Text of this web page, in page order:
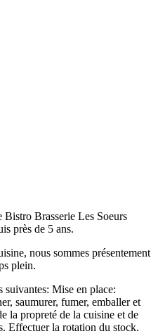
Brasserie Les Soeurs
près de 5 ans.
nous sommes présentement
plein.
suivantes: Mise en place:
saumurer, fumer, emballer et
la propreté de la cuisine et de
Effectuer la rotation du stock.